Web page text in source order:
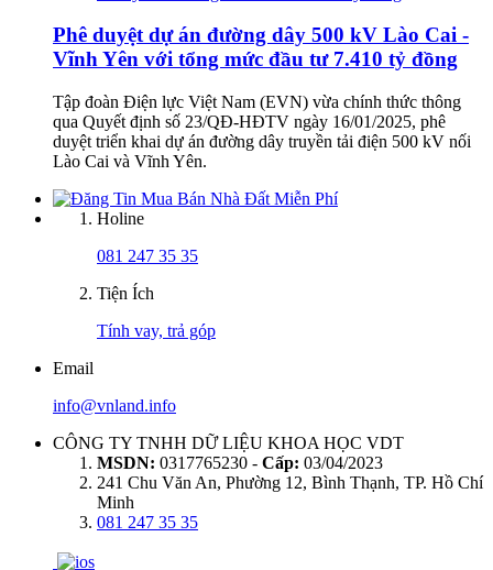
Phê duyệt dự án đường dây 500 kV Lào Cai -
Vĩnh Yên với tổng mức đầu tư 7.410 tỷ đồng
Tập đoàn Điện lực Việt Nam (EVN) vừa chính thức thông
qua Quyết định số 23/QĐ-HĐTV ngày 16/01/2025, phê
duyệt triển khai dự án đường dây truyền tải điện 500 kV nối
Lào Cai và Vĩnh Yên.
Holine
081 247 35 35
Tiện Ích
Tính vay, trả góp
Email
info@vnland.info
CÔNG TY TNHH DỮ LIỆU KHOA HỌC VDT
MSDN: 0317765230 - Cấp: 03/04/2023
241 Chu Văn An, Phường 12, Bình Thạnh, TP. Hồ Chí
Minh
081 247 35 35